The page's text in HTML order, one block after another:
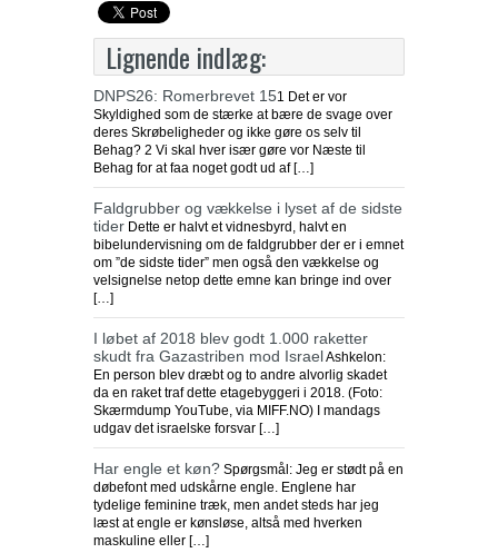
Lignende indlæg:
DNPS26: Romerbrevet 151 Det er vor
Skyldighed som de stærke at bære de svage over
deres Skrøbeligheder og ikke gøre os selv til
Behag? 2 Vi skal hver især gøre vor Næste til
Behag for at faa noget godt ud af […]
Faldgrubber og vækkelse i lyset af de sidste
tider Dette er halvt et vidnesbyrd, halvt en
bibelundervisning om de faldgrubber der er i emnet
om ”de sidste tider” men også den vækkelse og
velsignelse netop dette emne kan bringe ind over
[…]
I løbet af 2018 blev godt 1.000 raketter
skudt fra Gazastriben mod IsraelAshkelon:
En person blev dræbt og to andre alvorlig skadet
da en raket traf dette etagebyggeri i 2018. (Foto:
Skærmdump YouTube, via MIFF.NO) I mandags
udgav det israelske forsvar […]
Har engle et køn? Spørgsmål: Jeg er stødt på en
døbefont med udskårne engle. Englene har
tydelige feminine træk, men andet steds har jeg
læst at engle er kønsløse, altså med hverken
maskuline eller […]